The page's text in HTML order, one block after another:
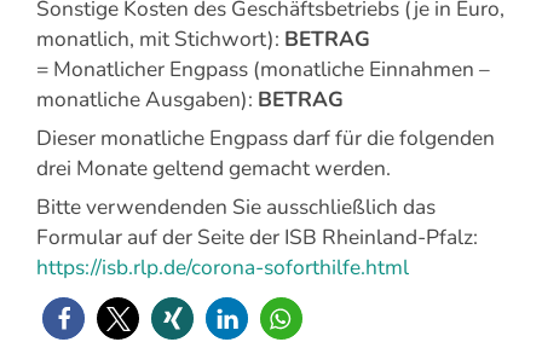
Sonstige Kosten des Geschäftsbetriebs (je in Euro,
monatlich, mit Stichwort): BETRAG
= Monatlicher Engpass (monatliche Einnahmen –
monatliche Ausgaben): BETRAG
Dieser monatliche Engpass darf für die folgenden
drei Monate geltend gemacht werden.
Bitte verwendenden Sie ausschließlich das
Formular auf der Seite der ISB Rheinland-Pfalz:
https://isb.rlp.de/corona-soforthilfe.html